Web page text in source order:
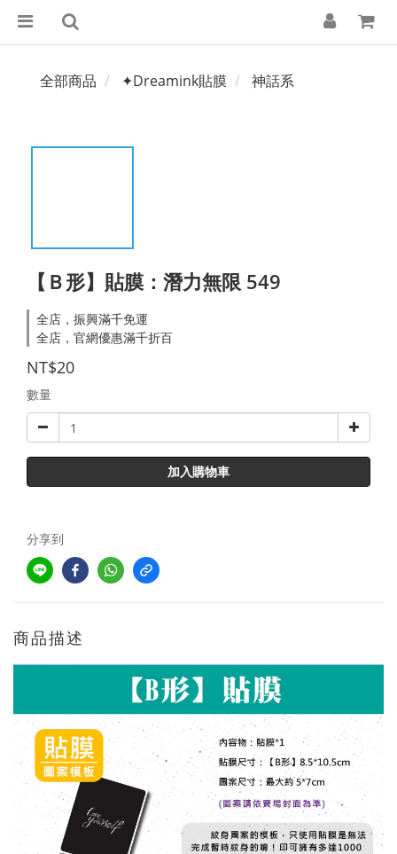
全部商品 ✦Dreamink貼膜 神話系
【Ｂ形】貼膜：潛力無限 549
全店，振興滿千免運
全店，官網優惠滿千折百
NT$20
數量
加入購物車
分享到
商品描述